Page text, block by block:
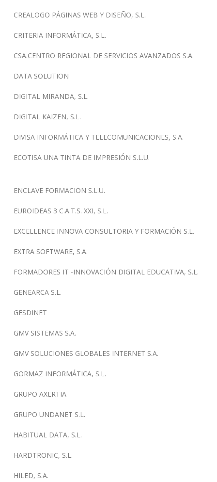
CREALOGO PÁGINAS WEB Y DISEÑO, S.L.
CRITERIA INFORMÁTICA, S.L.
CSA.CENTRO REGIONAL DE SERVICIOS AVANZADOS S.A.
DATA SOLUTION
DIGITAL MIRANDA, S.L.
DIGITAL KAIZEN, S.L.
DIVISA INFORMÁTICA Y TELECOMUNICACIONES, S.A.
ECOTISA UNA TINTA DE IMPRESIÓN S.L.U.
ENCLAVE FORMACION S.L.U.
EUROIDEAS 3 C.A.T.S. XXI, S.L.
EXCELLENCE INNOVA CONSULTORIA Y FORMACIÓN S.L.
EXTRA SOFTWARE, S.A.
FORMADORES IT -INNOVACIÓN DIGITAL EDUCATIVA, S.L.
GENEARCA S.L.
GESDINET
GMV SISTEMAS S.A.
GMV SOLUCIONES GLOBALES INTERNET S.A.
GORMAZ INFORMÁTICA, S.L.
GRUPO AXERTIA
GRUPO UNDANET S.L.
HABITUAL DATA, S.L.
HARDTRONIC, S.L.
HILED, S.A.